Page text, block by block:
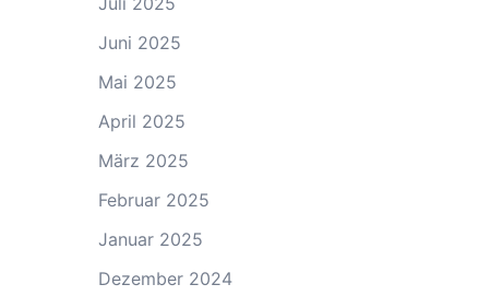
Juni 2025
Mai 2025
April 2025
März 2025
Februar 2025
Januar 2025
Dezember 2024